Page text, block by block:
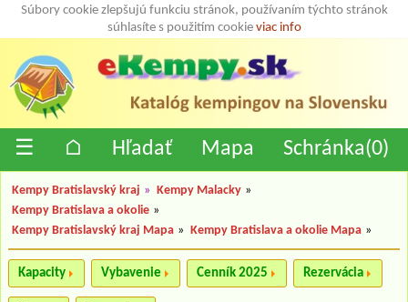
Súbory cookie zlepšujú funkciu stránok, používaním týchto stránok
súhlasíte s použitím cookie viac info
☰ ⌂ Hľadať Mapa Schránka(0)
Kempy Bratislavský kraj » Kempy Malacky »
Kempy Bratislava a okolie »
Kempy Bratislavský kraj Mapa » Kempy Bratislava a okolie Mapa »
Kapacity Vybavenie Cenník 2025 Rezervácia